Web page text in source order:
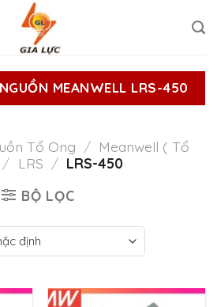
MEANWELL LRS-450
Tổ Ong / Meanwell ( Tổ
/ LRS / LRS-450
BỘ LỌC